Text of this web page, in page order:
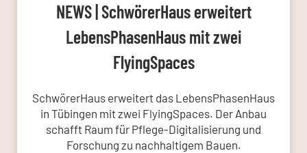
NEWS | SchwörerHaus erweitert
LebensPhasenHaus mit zwei
FlyingSpaces
SchwörerHaus erweitert das LebensPhasenHaus
in Tübingen mit zwei FlyingSpaces. Der Anbau
schafft Raum für Pflege-Digitalisierung und
Forschung zu nachhaltigem Bauen.